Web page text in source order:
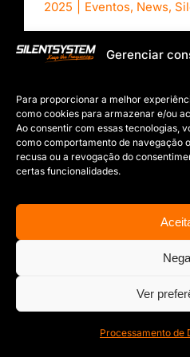
Gerenciar
Para proporcionar a melhor
como cookies para armazenar e/ou
Ao consentir com essas tecnologias,
como comportamento de navegação
recusa ou a revogação do
certas funcionalidades.
Ver
Processamento de
2025
Eventos, News,